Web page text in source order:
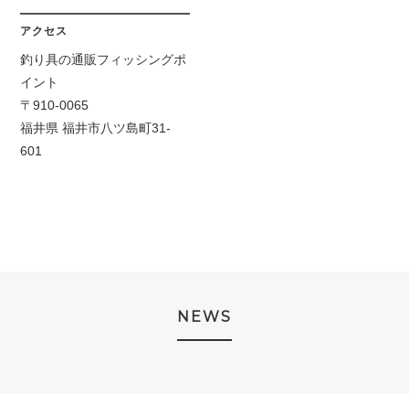
アクセス
釣り具の通販フィッシングポ
イント
〒910-0065
福井県 福井市八ツ島町31-
601
NEWS